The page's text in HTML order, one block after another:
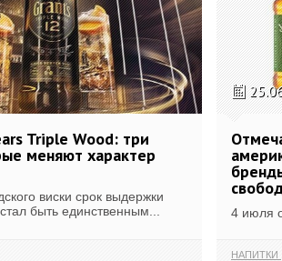
Triple Wood: три
меняют характер
виски срок выдержки
быть единственным...
4 июля
НАПИТКИ